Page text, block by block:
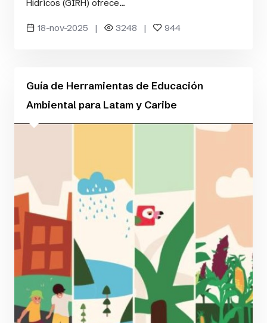
Hídricos (GIRH) ofrece...
18-nov-2025 | 3248 | 944
Guía de Herramientas de Educación
Ambiental para Latam y Caribe